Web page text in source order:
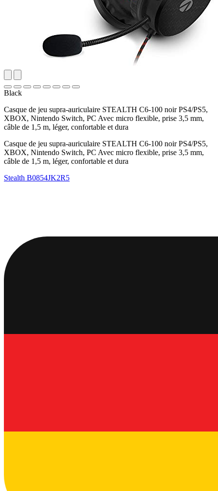
Black
Casque de jeu supra-auriculaire STEALTH C6-100 noir PS4/PS5,
XBOX, Nintendo Switch, PC Avec micro flexible, prise 3,5 mm,
câble de 1,5 m, léger, confortable et dura
Casque de jeu supra-auriculaire STEALTH C6-100 noir PS4/PS5,
XBOX, Nintendo Switch, PC Avec micro flexible, prise 3,5 mm,
câble de 1,5 m, léger, confortable et dura
Stealth B0854JK2R5